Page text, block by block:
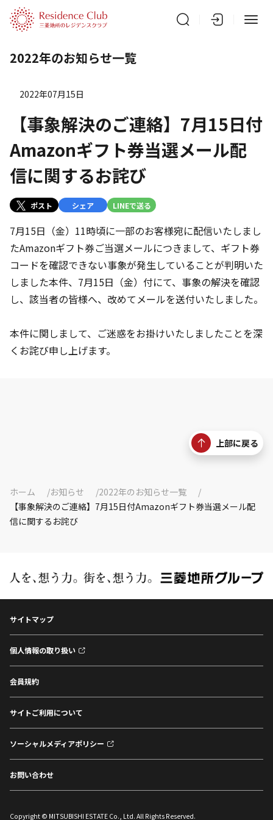
2022年のお知らせ一覧
2022年07月15日
【事象解決のご連絡】7月15日付
Amazonギフト券当選メール配
信に関するお詫び
ポスト シェア LINEで送る
7月15日（金）11時頃に一部のお客様宛に配信いたしまし
たAmazonギフト券ご当選メールにつきまして、ギフト券
コードを確認できない事象が発生していることが判明いた
しました本件、7月15日（金）付にて、事象の解決を確認
し、該当者の皆様へ、改めてメールを送付いたしました。
本件に関しまして、ご迷惑をお掛けいたしましたことを深
くお詫び申し上げます。
上部に戻る
ホーム お知らせ
2022年のお知らせ一覧
【事象解決のご連絡】7月15日付Amazonギフト券当選メール配
信に関するお詫び
サイトマップ
個人情報の取り扱い
会員規約
サイトご利用について
ソーシャルメディアポリシー
お問い合わせ
Copyright © MITSUBISHI ESTATE Co., Ltd. All Rights Reserved.